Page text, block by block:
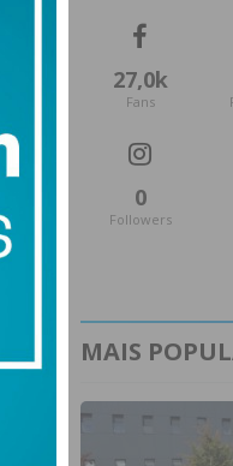
27,0k
Fans
0
Followers
MAIS